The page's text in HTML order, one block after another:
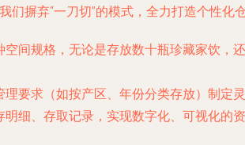
摒弃“一刀切”的模式，全力打造个性化
间规格，无论是存放数十瓶珍藏家饮，
要求（如按产区、年份分类存放）制定
细、存取记录，实现数字化、可视化的